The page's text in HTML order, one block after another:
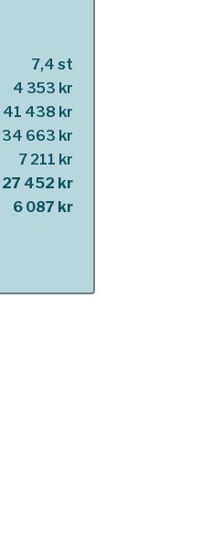
7,4 st
4 353 kr
41 438 kr
34 663 kr
7 211 kr
27 452 kr
6 087 kr